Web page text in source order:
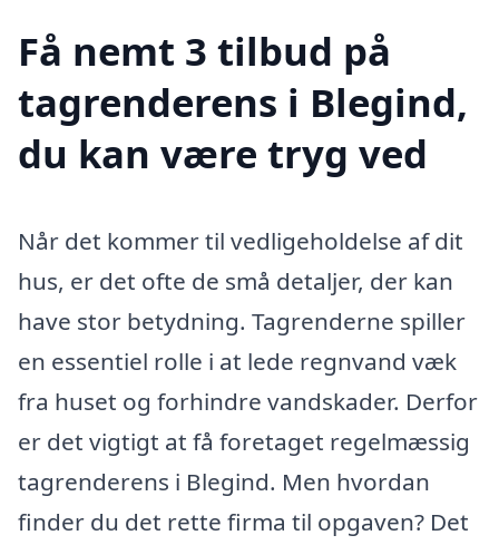
Få nemt 3 tilbud på
tagrenderens i Blegind,
du kan være tryg ved
Når det kommer til vedligeholdelse af dit
hus, er det ofte de små detaljer, der kan
have stor betydning. Tagrenderne spiller
en essentiel rolle i at lede regnvand væk
fra huset og forhindre vandskader. Derfor
er det vigtigt at få foretaget regelmæssig
tagrenderens i Blegind. Men hvordan
finder du det rette firma til opgaven? Det